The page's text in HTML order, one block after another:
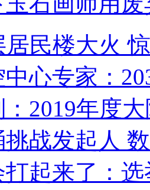
居民楼大火
心专家：
2019年度
战发起人
起来了：